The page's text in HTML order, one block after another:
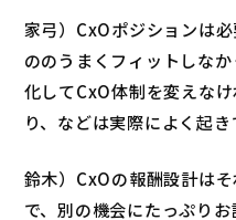
家弓）CxOポジションは
ののうまくフィットしな
化してCxO体制を変えな
り、などは実際によく起き
鈴木）CxOの報酬設計は
で、別の機会にたっぷり